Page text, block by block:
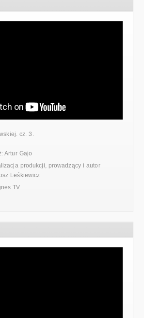
cz. 3.
Artur Gajo
produkcji, prowadzący i autor
Leśkiewicz
TV